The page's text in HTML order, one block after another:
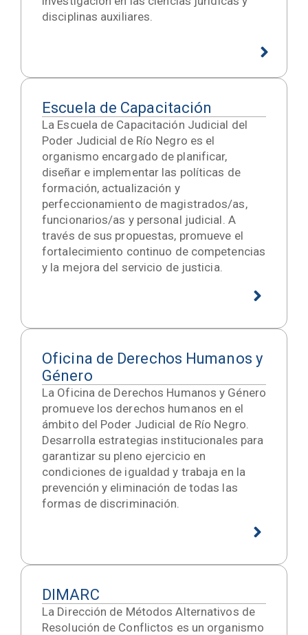
disciplinas auxiliares.
Escuela de Capacitación
La Escuela de Capacitación Judicial del
Poder Judicial de Río Negro es el
organismo encargado de planificar,
diseñar e implementar las políticas de
formación, actualización y
perfeccionamiento de magistrados/as,
funcionarios/as y personal judicial. A
través de sus propuestas, promueve el
fortalecimiento continuo de competencias
y la mejora del servicio de justicia.
Oficina de Derechos Humanos y
Género
La Oficina de Derechos Humanos y Género
promueve los derechos humanos en el
ámbito del Poder Judicial de Río Negro.
Desarrolla estrategias institucionales para
garantizar su pleno ejercicio en
condiciones de igualdad y trabaja en la
prevención y eliminación de todas las
formas de discriminación.
DIMARC
La Dirección de Métodos Alternativos de
Resolución de Conflictos es un organismo